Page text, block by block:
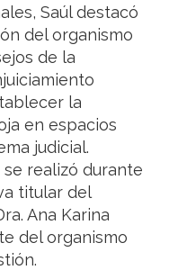
Saúl destacó
del organismo
de la
la
en espacios
judicial.
realizó durante
titular del
Ana Karina
del organismo